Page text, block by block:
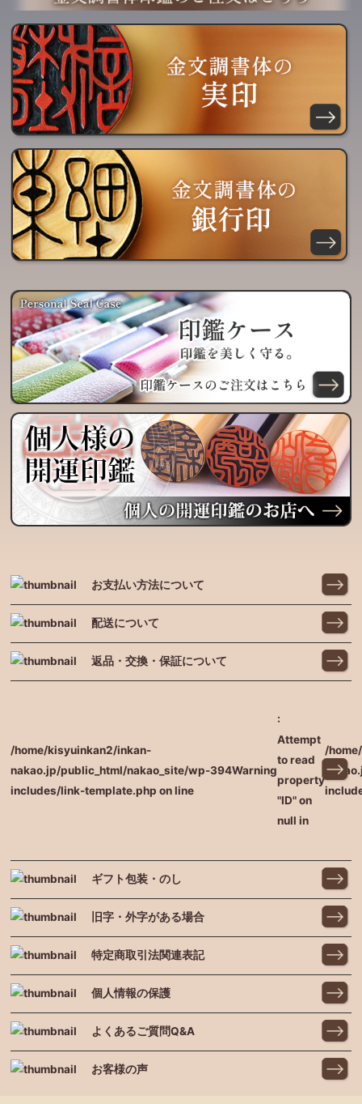
お支払い方法について
配送について
返品・交換・保証について
/home/kisyuinkan2/inkan-
nakao.jp/public_html/nakao_site/wp-
includes/link-template.php on line
394Warning
:
Attempt
to read
property
"ID" on
null in
/
ギフト包装・のし
旧字・外字がある場合
特定商取引法関連表記
個人情報の保護
よくあるご質問Q&A
お客様の声